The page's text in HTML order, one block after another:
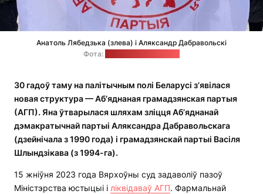
Анатоль Лябедзька (злева) і Аляксандр Дабравольскі
Фота:
30 гадоў таму на палітычным полі Беларусі з’явілася
новая структура — Аб’яднаная грамадзянская партыя
(АГП). Яна ўтварылася шляхам зліццяАб’яднанай
дэмакратычнай партыі Аляксандра Дабравольскага
(дзейнічалаз 1990 года) і грамадзянскай партыі Васіля
Шлындзікава (з 1994-га).
15 жніўня 2023 года Вярхоўны суд задаволіў пазоў
Міністэрства юстыцыі і ліквідаваў АГП. Фармальнай